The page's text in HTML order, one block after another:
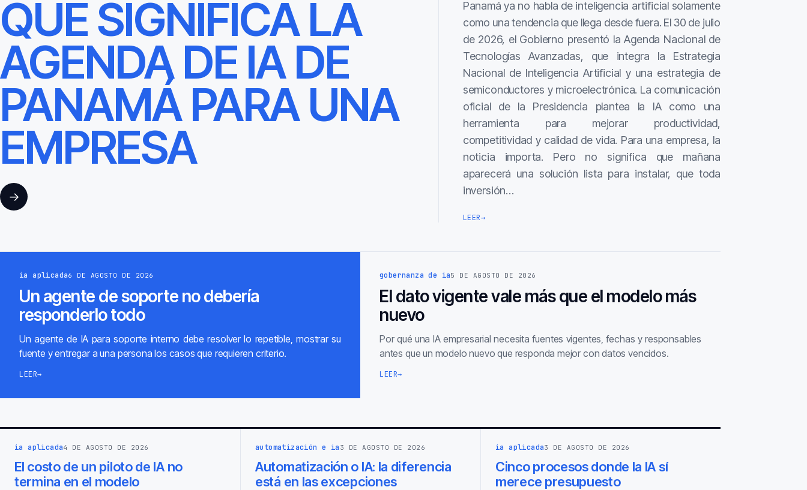
QUÉ SIGNIFICA LA
AGENDA DE IA DE
PANAMÁ PARA UNA
EMPRESA
→
Panamá ya no habla de inteligencia artificial solamente
como una tendencia que llega desde fuera. El 30 de julio
de 2026, el Gobierno presentó la Agenda Nacional de
Tecnologías Avanzadas, que integra la Estrategia
Nacional de Inteligencia Artificial y una estrategia de
semiconductores y microelectrónica. La comunicación
oficial de la Presidencia plantea la IA como una
herramienta para mejorar productividad,
competitividad y calidad de vida. Para una empresa, la
noticia importa. Pero no significa que mañana
aparecerá una solución lista para instalar, que toda
inversión…
LEER→
ia aplicada6 DE AGOSTO DE 2026
Un agente de soporte no debería
responderlo todo
Un agente de IA para soporte interno debe resolver lo repetible, mostrar su
fuente y entregar a una persona los casos que requieren criterio.
LEER→
gobernanza de ia5 DE AGOSTO DE 2026
El dato vigente vale más que el modelo más
nuevo
Por qué una IA empresarial necesita fuentes vigentes, fechas y responsables
antes que un modelo nuevo que responda mejor con datos vencidos.
LEER→
ia aplicada4 DE AGOSTO DE 2026
El costo de un piloto de IA no
termina en el modelo
automatización e ia 3 DE AGOSTO DE 2026
Automatización o IA: la diferencia
está en las excepciones
ia aplicada3 DE AGOSTO DE 2026
Cinco procesos donde la IA sí
merece presupuesto